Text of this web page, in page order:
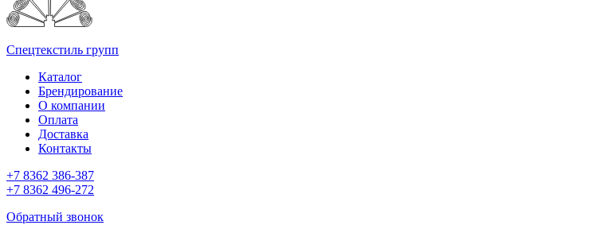
Спецтекстиль групп
Каталог
Брендирование
О компании
Оплата
Доставка
Контакты
+7 8362 386-387
+7 8362 496-272
Обратный звонок